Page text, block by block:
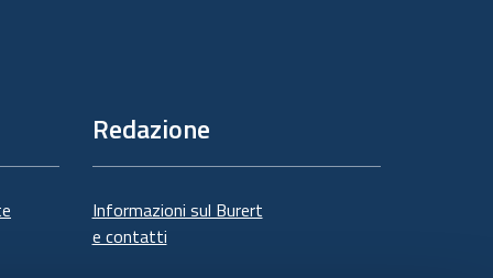
Redazione
Informazioni sul Burert
e contatti